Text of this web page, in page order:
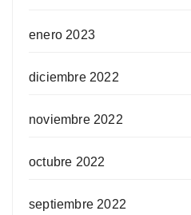
enero 2023
diciembre 2022
noviembre 2022
octubre 2022
septiembre 2022